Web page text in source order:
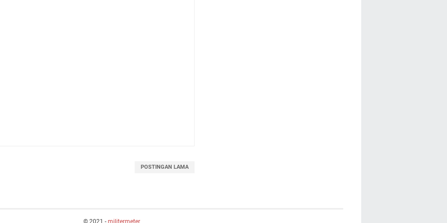
POSTINGAN LAMA
© 2021 - militermeter